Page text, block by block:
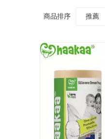
商品排序 推薦